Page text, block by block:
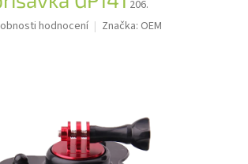
206.
hodnocení Značka: OEM